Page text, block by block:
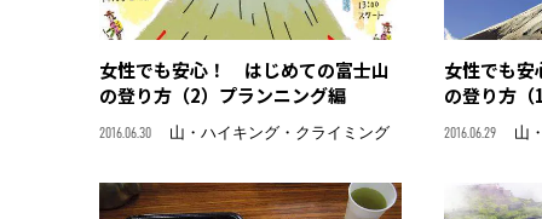
女性でも安心！ はじめての富士山
の登り方（2）プランニング編
2016.06.30 山・ハイキング・クライミング
女性でも
の登り方（
2016.06.29 山